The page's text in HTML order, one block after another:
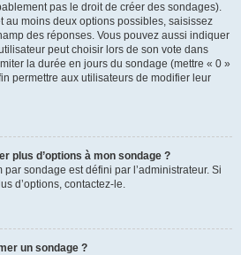
pas le droit de créer des sondages).
au moins deux options possibles, saisissez
des réponses. Vous pouvez aussi indiquer
peut choisir lors de son vote dans
la durée en jours du sondage (mettre « 0 »
permettre aux utilisateurs de modifier leur
plus d’options à mon sondage ?
par sondage est défini par l’administrateur. Si
d’options, contactez-le.
un sondage ?